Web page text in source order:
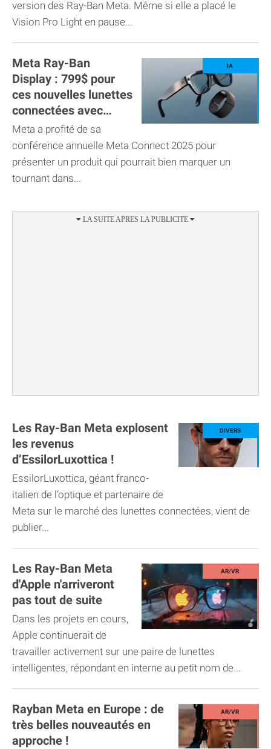
version des Ray-Ban Meta. Même si elle a placé le
Vision Pro Light en pause...
Meta Ray-Ban
Display : 799$ pour
ces nouvelles lunettes
connectées avec
écran !
Meta a profité de sa
conférence annuelle Meta Connect 2025 pour
présenter un produit qui pourrait bien marquer un
tournant dans...
Les Ray-Ban Meta explosent
les revenus
d’EssilorLuxottica !
EssilorLuxottica, géant franco-
italien de l’optique et partenaire de
Meta sur le marché des lunettes connectées, vient de
publier...
Les Ray-Ban Meta
d'Apple n'arriveront
pas tout de suite
Dans les projets en cours,
Apple continuerait de
travailler activement sur une paire de lunettes
intelligentes, répondant en interne au petit nom de...
Rayban Meta en Europe : de
très belles nouveautés en
approche !